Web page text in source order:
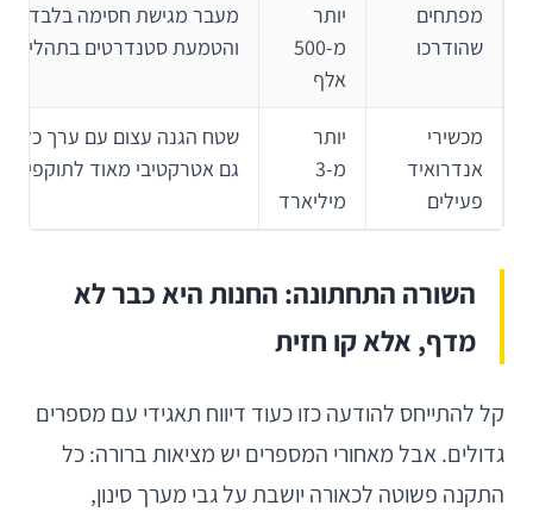
מפתחים
שהודרכו
יותר
מ-500
אלף
מעבר מגישת חסימה בלבד
והטמעת סטנדרטים בתהליך
מכשירי
אנדרואיד
פעילים
יותר
מ-3
מיליארד
שטח הגנה עצום עם ערך כלכלי
גם אטרקטיבי מאוד לתוקפים
השורה התחתונה: החנות היא כבר לא
מדף, אלא קו חזית
קל להתייחס להודעה כזו כעוד דיווח תאגידי עם מספרים
גדולים. אבל מאחורי המספרים יש מציאות ברורה: כל
התקנה פשוטה לכאורה יושבת על גבי מערך סינון,